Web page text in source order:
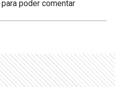
para poder comentar